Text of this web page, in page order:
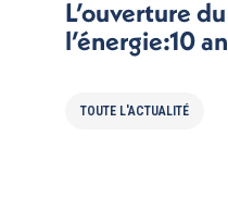
L’ouverture
l’énergie:10
TOUTE L'ACTUALITÉ